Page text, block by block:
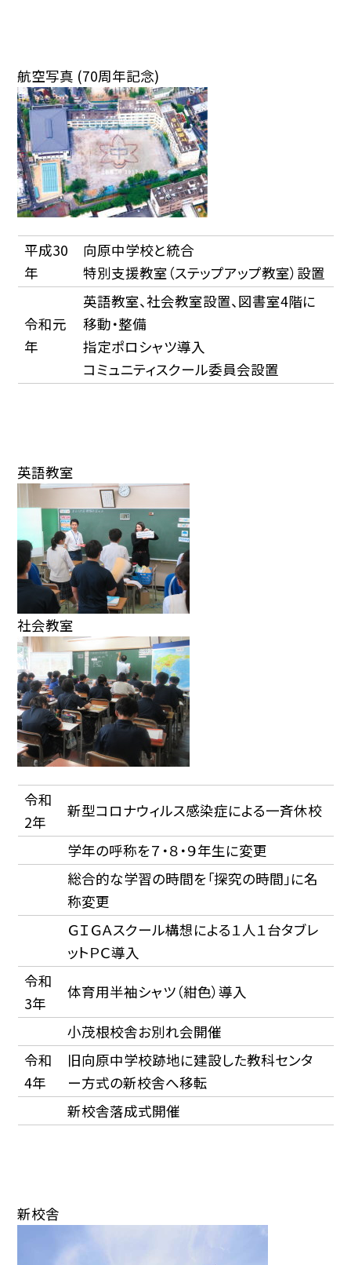
航空写真 (70周年記念)
平成30
年
向原中学校と統合
特別支援教室（ステップアップ教室）設置
令和元
年
英語教室、社会教室設置、図書室4階に
移動・整備
指定ポロシャツ導入
コミュニティスクール委員会設置
英語教室
社会教室
令和
2年
新型コロナウィルス感染症による一斉休校
学年の呼称を７・８・９年生に変更
総合的な学習の時間を「探究の時間」に名
称変更
ＧＩＧＡスクール構想による１人１台タブレ
ットＰＣ導入
令和
3年
体育用半袖シャツ（紺色）導入
小茂根校舎お別れ会開催
令和
4年
旧向原中学校跡地に建設した教科センタ
ー方式の新校舎へ移転
新校舎落成式開催
新校舎